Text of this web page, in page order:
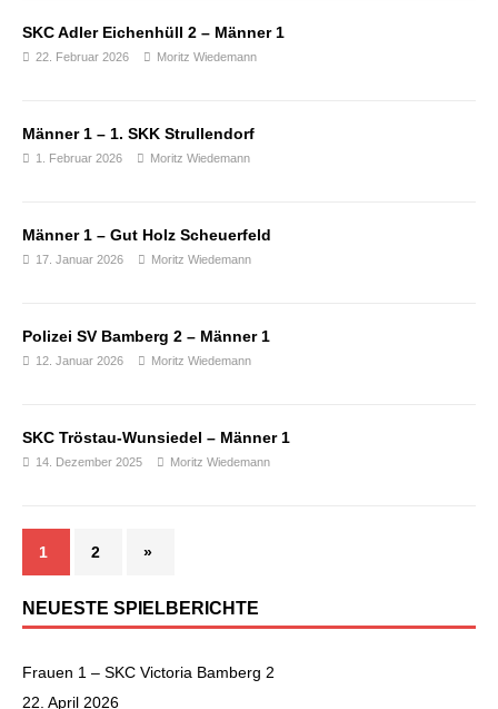
SKC Adler Eichenhüll 2 – Männer 1
22. Februar 2026 Moritz Wiedemann
Männer 1 – 1. SKK Strullendorf
1. Februar 2026 Moritz Wiedemann
Männer 1 – Gut Holz Scheuerfeld
17. Januar 2026 Moritz Wiedemann
Polizei SV Bamberg 2 – Männer 1
12. Januar 2026 Moritz Wiedemann
SKC Tröstau-Wunsiedel – Männer 1
14. Dezember 2025 Moritz Wiedemann
1 2 »
NEUESTE SPIELBERICHTE
Frauen 1 – SKC Victoria Bamberg 2
22. April 2026